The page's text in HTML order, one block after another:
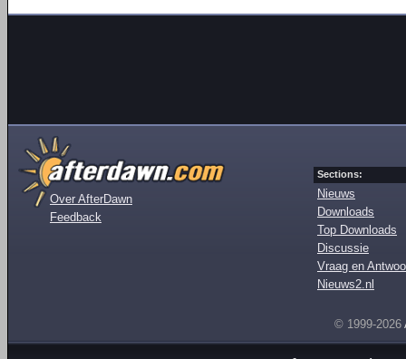
Over AfterDawn
Feedback
Sections:
Nieuws
Downloads
Top Downloads
Discussie
Vraag en
Nieuws2.nl
© 1999-2026